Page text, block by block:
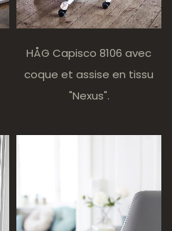
HÅG Capisco 8106 avec
coque et assise en tissu
"Nexus".